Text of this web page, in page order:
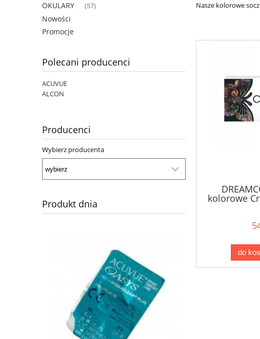
OKULARY (57)
Nowości
Promocje
Polecani producenci
ACUVUE
ALCON
Producenci
Wybierz producenta
Produkt dnia
Nasze kolorowe
kolorowe
do